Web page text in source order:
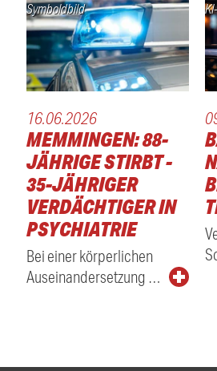
Symboldbild
16.06.2026
MEMMINGEN: 88-
JÄHRIGE STIRBT -
35-JÄHRIGER
VERDÄCHTIGER IN
PSYCHIATRIE
Bei einer körperlichen
Auseinandersetzung …